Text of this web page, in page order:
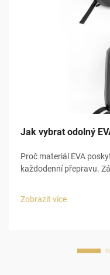
Jak vybrat odolný
Proč materiál EVA
každodenní přepravu.
Zobrazit více